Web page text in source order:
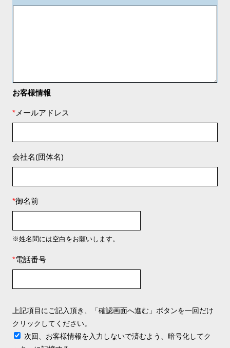
お客様情報
* メールアドレス
会社名(団体名)
*御名前
※姓名間には空白をお願いします。
*電話番号
上記項目にご記入頂き、「確認画面へ進む」ボタンを一回だけ
クリックしてください。
次回、お客様情報を入力しないで済むよう、暗号化してク